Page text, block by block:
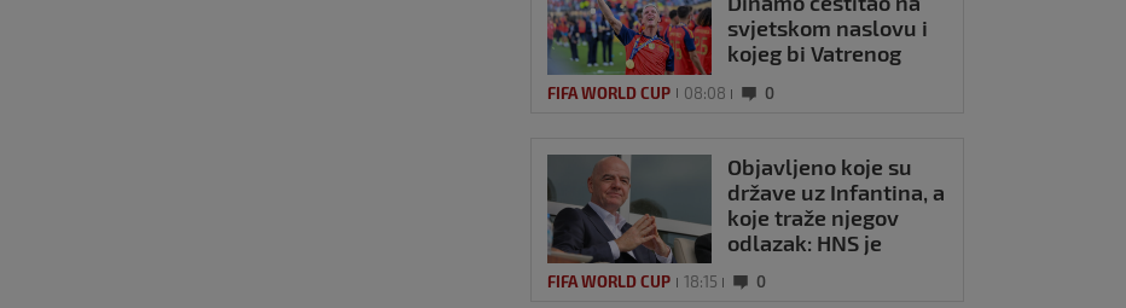
svjetskom naslovu i
kojeg bi Vatrenog
FIFA WORLD CUP 08:08 0
Objavljeno koje su
države uz Infantina, a
koje traže njegov
odlazak: HNS je
stranu
FIFA WORLD CUP 18:15 0